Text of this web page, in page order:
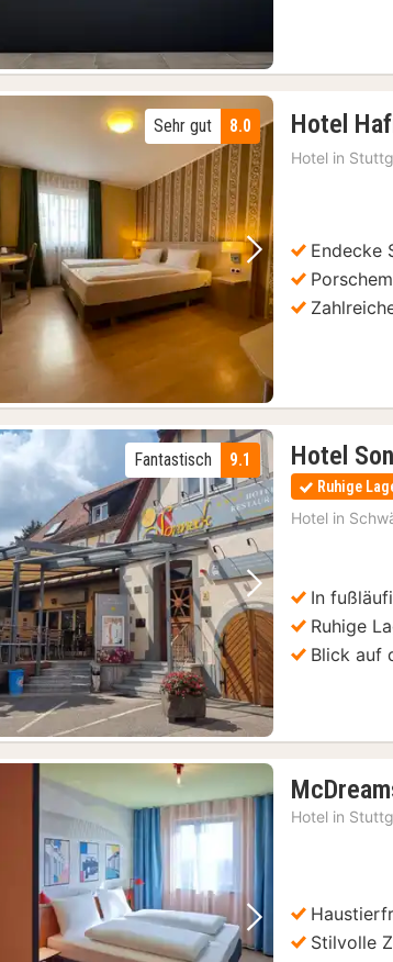
Vorheriges Bild Nächstes Bild
8.0
Sehr gut Hotel
Hotel in
Endecke
Vorheriges Bild Nächstes Bild
9.1
Fantastisch Hotel
Ruhige
Hotel in
In
Ruhige
Blick auf
Vorheriges Bild Nächstes Bild
Hotel in
Stilvolle